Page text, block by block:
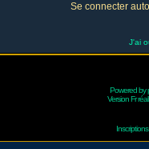
Se connecter
J'ai
Powered by
Version Fr